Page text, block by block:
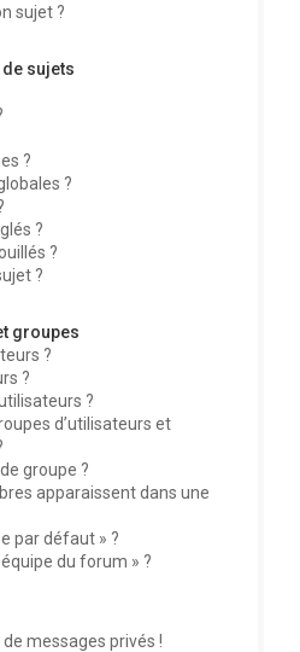
sujet ?
sujets
?
?
?
?
?
groupes
?
?
?
d’utilisateurs et
groupe ?
apparaissent dans une
par défaut » ?
du forum » ?
messages privés !